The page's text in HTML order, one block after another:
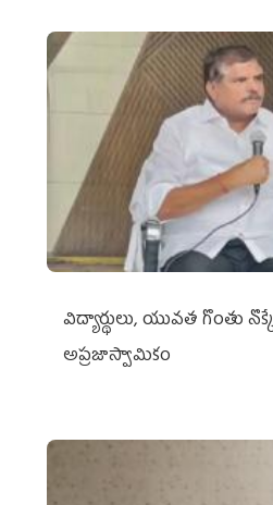
విద్యార్థులు, యువత గొంతు
అప్రజాస్వామికం